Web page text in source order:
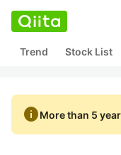
Trend Stock List
infoMore than 5